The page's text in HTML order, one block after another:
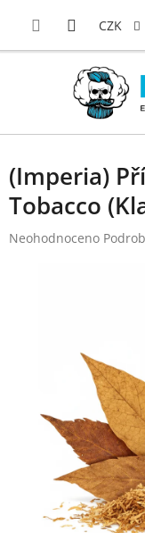
CZK
(Imperia)
Tobacco
Průměrné
Neohodnoceno